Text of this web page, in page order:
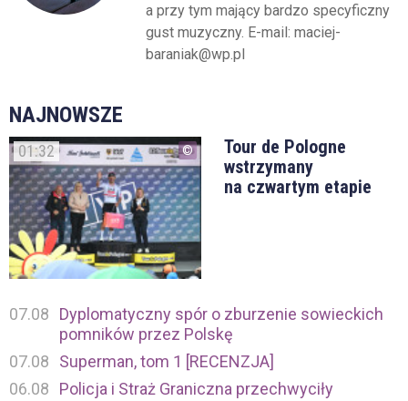
a przy tym mający bardzo specyficzny
gust muzyczny. E-mail: maciej-
baraniak@wp.pl
NAJNOWSZE
01:32
Tour de Pologne
wstrzymany
na czwartym etapie
07.08
Dyplomatyczny spór o zburzenie sowieckich
pomników przez Polskę
07.08
Superman, tom 1 [RECENZJA]
06.08
Policja i Straż Graniczna przechwyciły